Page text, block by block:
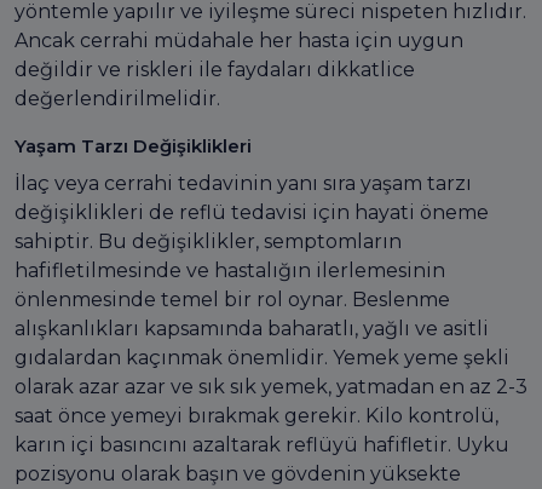
yöntemle yapılır ve iyileşme süreci nispeten hızlıdır.
Ancak cerrahi müdahale her hasta için uygun
değildir ve riskleri ile faydaları dikkatlice
değerlendirilmelidir.
Yaşam Tarzı Değişiklikleri
İlaç veya cerrahi tedavinin yanı sıra yaşam tarzı
değişiklikleri de reflü tedavisi için hayati öneme
sahiptir. Bu değişiklikler, semptomların
hafifletilmesinde ve hastalığın ilerlemesinin
önlenmesinde temel bir rol oynar. Beslenme
alışkanlıkları kapsamında baharatlı, yağlı ve asitli
gıdalardan kaçınmak önemlidir. Yemek yeme şekli
olarak azar azar ve sık sık yemek, yatmadan en az 2-3
saat önce yemeyi bırakmak gerekir. Kilo kontrolü,
karın içi basıncını azaltarak reflüyü hafifletir. Uyku
pozisyonu olarak başın ve gövdenin yüksekte